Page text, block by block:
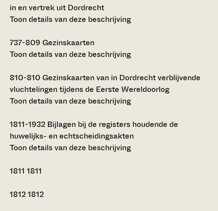
in en vertrek uit Dordrecht
Toon details van deze beschrijving
737-809 Gezinskaarten
Toon details van deze beschrijving
810-810 Gezinskaarten van in Dordrecht verblijvende
vluchtelingen tijdens de Eerste Wereldoorlog
Toon details van deze beschrijving
1811-1932 Bijlagen bij de registers houdende de
huwelijks- en echtscheidingsakten
Toon details van deze beschrijving
1811 1811
18121812